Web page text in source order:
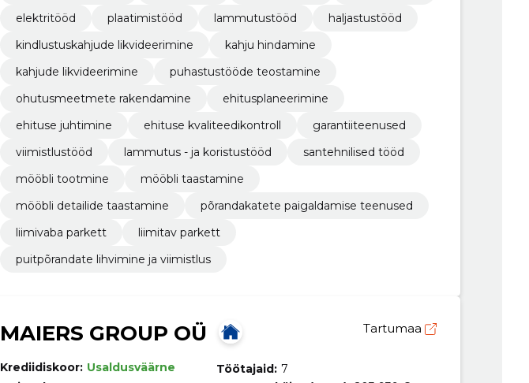
elektritööd
plaatimistööd lammutustööd
haljastustööd
kindlustuskahjude likvideerimine
kahju hindamine
kahjude likvideerimine
puhastustööde teostamine
ohutusmeetmete rakendamine
ehitusplaneerimine
ehituse juhtimine
ehituse kvaliteedikontroll
garantiiteenused
viimistlustööd
lammutus - ja koristustööd
santehnilised tööd
mööbli tootmine
mööbli taastamine
mööbli detailide taastamine
põrandakatete paigaldamise teenused
liimivaba parkett
liimitav parkett
puitpõrandate lihvimine ja viimistlus
MAIERS GROUP OÜ Tartumaa
Krediidiskoor: Usaldusväärne
Töötajaid: 7